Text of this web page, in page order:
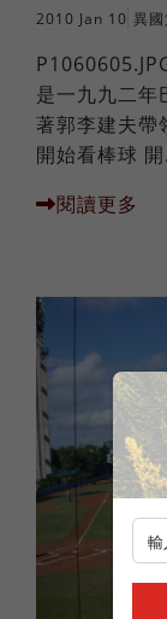
2010 Jan 10 異
是一九九二年
著郭李建夫帶
開始看棒球
閱讀更多